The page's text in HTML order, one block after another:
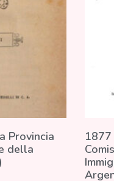
Provincia
della